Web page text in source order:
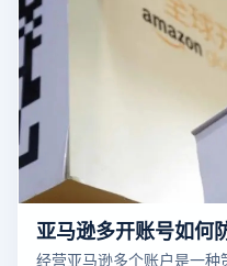
亚马逊多开账号如何
经营亚马逊多个账户是一种